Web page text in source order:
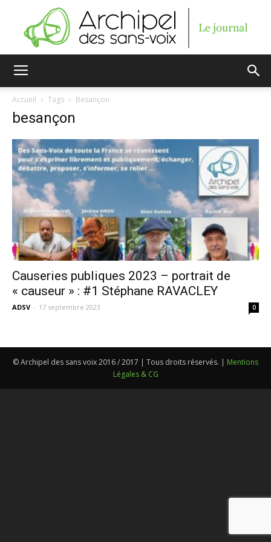
sans-
voix
Accueil Tags Besançon
besançon
Causeries publiques 2023 – portrait de
« causeur » : #1 Stéphane RAVACLEY
ADSV - 17 septembre 2023 0
© Archipel des sans voix 2016 / 2017 | Tous droits réservés. | Mentions
Légales & CG